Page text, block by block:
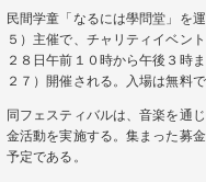
民間学童「なるには學問堂」を
５）主催で、チャリティイベン
２８日午前１０時から午後３時
２７）開催される。入場は無料
同フェスティバルは、音楽を通
金活動を実施する。集まった募
予定である。